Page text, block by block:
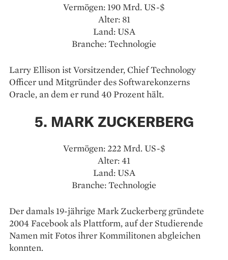
Vermögen: 190 Mrd. US-$
Alter: 81
Land: USA
Branche: Technologie
Larry Ellison ist Vorsitzender, Chief Technology
Officer und Mitgründer des Softwarekonzerns
Oracle, an dem er rund 40 Prozent hält.
5. MARK ZUCKERBERG
Vermögen: 222 Mrd. US-$
Alter: 41
Land: USA
Branche: Technologie
Der damals 19-jährige Mark Zuckerberg gründete
2004 Facebook als Plattform, auf der Studierende
Namen mit Fotos ihrer Kommilitonen abgleichen
konnten.